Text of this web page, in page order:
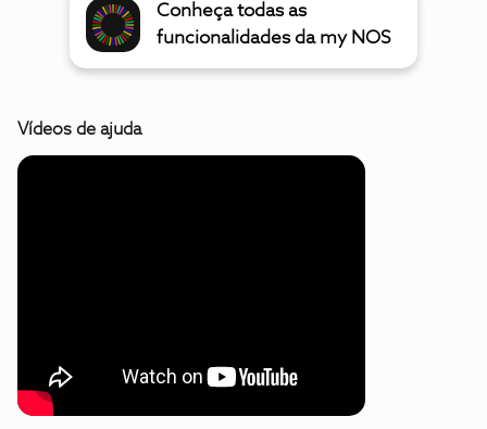
Conheça todas as
funcionalidades da my NOS
Vídeos de ajuda